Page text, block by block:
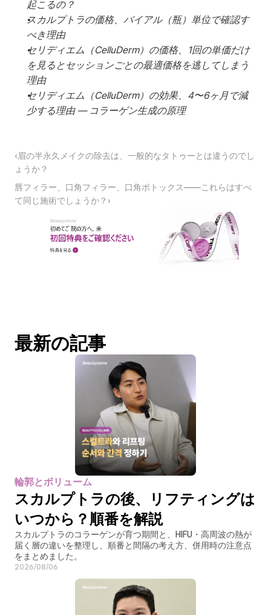
起こるの？
スカルプトラの価格、バイアル（瓶）単位で確認す
べき理由
セリディエム（CelluDerm）の価格、1回の単価だけ
を見るとセッションごとの最適価格を逃してしまう
理由
セリディエム（CelluDerm）の効果、4〜6ヶ月で減
少する理由 — コラーゲン生成の原理
‹眉の半永久メイクの除去は、一般的なタトゥーとは違うのでし
ょうか？
唇フィラー、口角フィラー、口角ボトックス――これらはすべ
て同じ施術でしょうか？›
最新の記事
輪郭とボリューム
スカルプトラの後、リフティングは
いつから？順番を解説
スカルプトラのコラーゲンが育つ期間と、HIFU・高周波の熱が
届く層の違いを整理し、順番と間隔の考え方、併用時の注意点
をまとめました。
2026/08/06